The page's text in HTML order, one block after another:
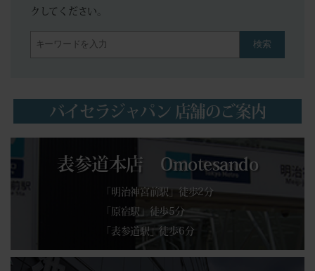
クしてください。
検索
バイセラジャパン 店舗のご案内
表参道本店 Omotesando
「明治神宮前駅」徒歩2分
「原宿駅」徒歩5分
「表参道駅」徒歩6分